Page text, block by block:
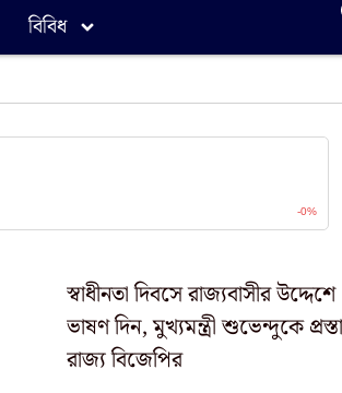
বিবিধ
স্বাধীনতা দিবসে রাজ্যবাসীর উদ্দেশে
ভাষণ দিন, মুখ্যমন্ত্রী শুভেন্দুকে
রাজ্য বিজেপির